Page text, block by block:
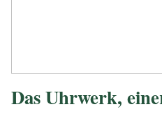
Das Uhrwerk,